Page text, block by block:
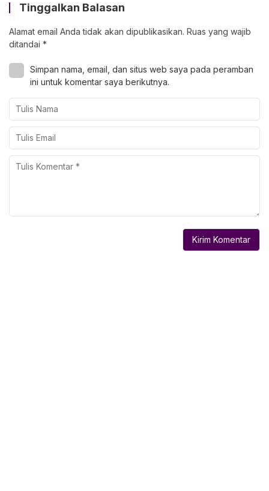
Tinggalkan Balasan
Alamat email Anda tidak akan dipublikasikan. Ruas yang wajib
ditandai *
Simpan nama, email, dan situs web saya pada peramban
ini untuk komentar saya berikutnya.